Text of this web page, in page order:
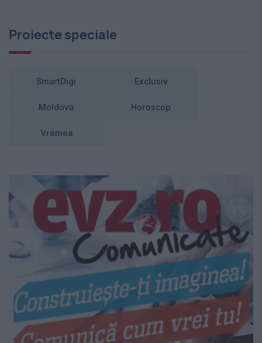
Proiecte speciale
SmartDigi Exclusiv
Moldova Horoscop
Vremea